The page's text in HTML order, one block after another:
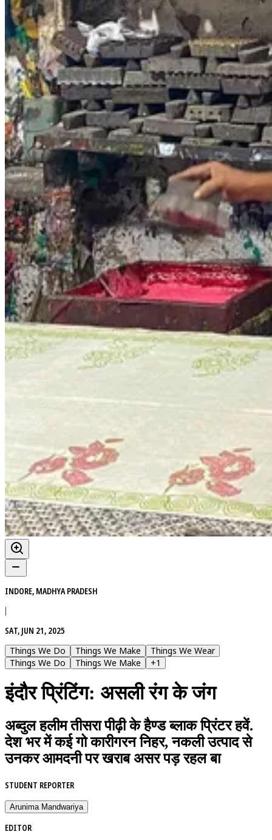
INDORE, MADHYA PRADESH
|
SAT, JUN 21, 2025
Things We Do
Things We Make
Things We Wear
Things We Do
Things We Make +1
इंदौर प्रिंटिंग: असली रंग के जंग
अब्दुल हलीम तीसरा पीढ़ी के हैण्ड ब्लाक प्रिंटर हवें.
देश भर में कई गो कारीगरन निहर, नकली उत्पाद से
उनकर आमदनी पर खराब असर पड़ रहल बा
STUDENT REPORTER
Arunima Mandwariya
EDITOR